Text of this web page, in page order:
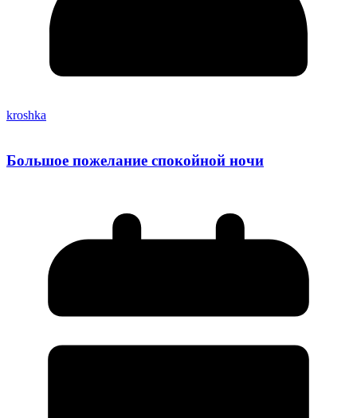
kroshka
Большое пожелание спокойной ночи